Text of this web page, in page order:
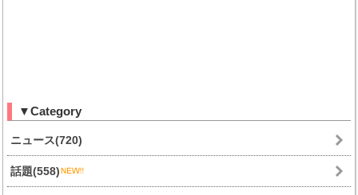
▼Category
ニュース(720)
話題(558)